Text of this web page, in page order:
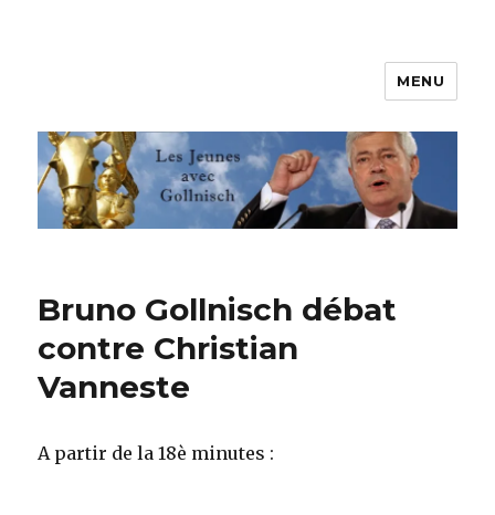
Les jeunes avec Gollnisch
MENU
Bruno Gollnisch débat
contre Christian
Vanneste
A partir de la 18è minutes :